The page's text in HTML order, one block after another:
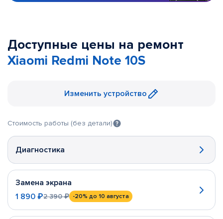
Доступные цены на ремонт
Xiaomi Redmi Note 10S
Изменить устройство
Стоимость работы (без детали)
Диагностика
Замена экрана
1 890 ₽2 390 ₽ -20% до 10 августа